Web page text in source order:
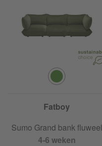
Fatboy
Sumo Grand bank fluweel
4-6 weken